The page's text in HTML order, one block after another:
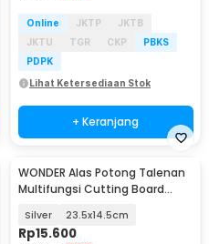
Online JKTP
JKTB
JKTU
TGR CKP
PBKS
PDPK
Lihat Ketersediaan Stok
+ Keranjang
WONDER Alas Potong Talenan
Multifungsi Cutting Board
Silver 23.5x14.5cm
Rp15.600